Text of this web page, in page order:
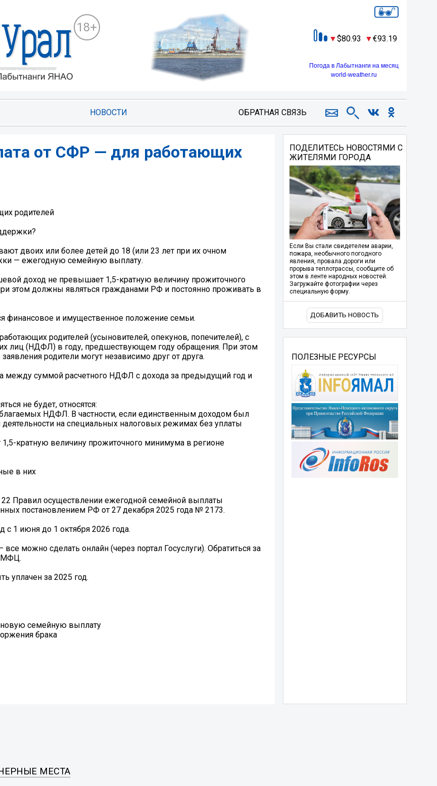
18+
80.93 93.19
Погода в Лабытнанги на месяц
world-weather.ru
НОВОСТИ ОБРАТНАЯ СВЯЗЬ
от СФР — для работающих
родителей
двоих или более детей до 18 (или 23 лет при их очном
— ежегодную семейную выплату.
доход не превышает 1,5-кратную величину прожиточного
этом должны являться гражданами РФ и постоянно проживать в
финансовое и имущественное положение семьи.
родителей (усыновителей, опекунов, попечителей), с
лиц (НДФЛ) в году, предшествующем году обращения. При этом
родители могут независимо друг от друга.
между суммой расчетного НДФЛ с дохода за предыдущий год и
не будет, относятся:
НДФЛ. В частности, если единственным доходом был
на специальных налоговых режимах без уплаты
кратную величину прожиточного минимума в регионе
в них
Правил осуществлении ежегодной семейной выплаты
постановлением РФ от 27 декабря 2025 года № 2173.
с 1 июня до 1 октября 2026 года.
можно сделать онлайн (через портал Госуслуги). Обратиться за
МФЦ.
уплачен за 2025 год.
новую семейную выплату
брака
ПОДЕЛИТЕСЬ НОВОСТЯМИ С
ЖИТЕЛЯМИ ГОРОДА
Если Вы стали свидетелем аварии,
пожара, необычного погодного
явления, провала дороги или
прорыва теплотрассы, сообщите об
этом в ленте народных новостей.
Загружайте фотографии через
специальную форму.
ДОБАВИТЬ НОВОСТЬ
ПОЛЕЗНЫЕ РЕСУРСЫ
МЕСТА